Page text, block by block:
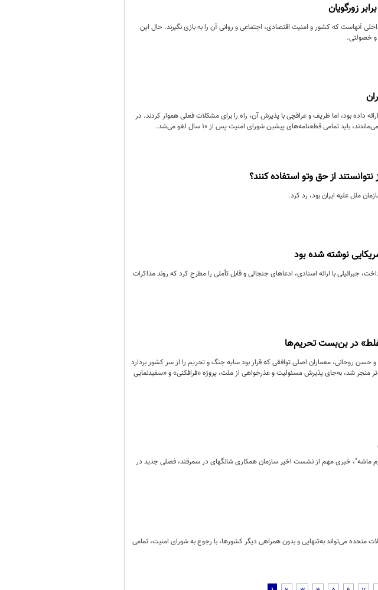
زورگویان
آنهاست که کشور و امنیت اقتصادی، اجتماعی و روانی آن را به بازی نگیرند. حال این
و خصولتی.
داده بود، اما ظریف و عراقچی با پذیرش آن، راه را برای مشکلات فعلی هموار کردند. در
تمامی قطعنامه‌های پیشین شورای امنیت پس از ۱۰ سال لغو می‌شد.
از حق وتو استفاده کنند؟
ملل علیه ایران بود، رد کرد.
جبرائیلی با ارائه اسنادی، ادعاهای جنجالی و قابل تأملی را مطرح کرد که روند مذاکرات
غلط» در بن‌بست تحریم‌ها
روحانی، معماران اصلی توافقی که قرار بود سایه جنگ و تحریم را از سر کشور بردارد
منجر شد، به‌جای پذیرش مسئولیت و عذرخواهی از ملت، پروژه «فرافکنی» و «سفیدنمایی
ماشه"، خبری مهم از نشست اخیر سازمان همکاری شانگهای در سمرقند، فصلی جدید در
متحده می‌تواند به‌تنهایی و بدون همراهی دیگر کشورها، با رجوع به شورای امنیت، تمامی